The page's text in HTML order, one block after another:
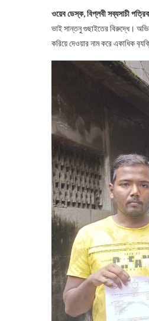
ওয়েব ডেস্ক, বিপ্লবী সব্যসাচী
ভাই সান্তনু গুছাইতের বিরুদ্ধে।
করিয়ে দেওয়ার নাম করে একাধিক